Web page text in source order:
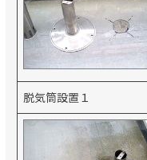
脱気筒設置１